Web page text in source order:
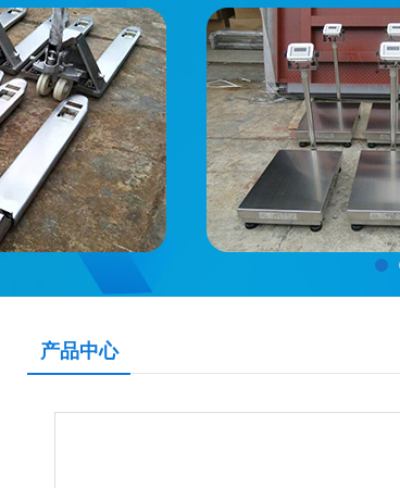
产品中心